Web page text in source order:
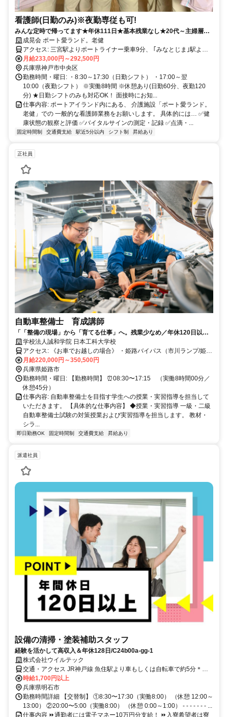
看護師(日勤のみ)※夜勤専従も可!
みんな定時で帰ってます★年休111日★基本残業なし★20代～主婦層ま
で活躍中★
成晃会 ポート愛ランド。老健
アクセス: 三宮駅よりポートライナー乗車9分、 ｢みなとじま｣駅より
徒歩1分(ほぼ直結) ※マイカー通勤OK
月給233,000円～292,500円
兵庫県神戸市中央区
勤務時間・曜日: ・8:30～17:30（日勤シフト） ・17:00～翌
10:00（夜勤シフト） ※実働8時間 ※休憩あり(日勤60分、夜勤120
分) ★日勤シフトのみも対応OK！ 面接時にお知...
仕事内容: ポートアイランド内にある、 介護施設「ポート愛ランド。
老健」での 一般的な看護師業務をお願いします。 具体的には… ✅️健
康状態の観察と評価 ✅️バイタルサインの測定・記録 ✅️点滴・...
固定時間制 交通費支給 駅近5分以内 シフト制 昇給あり
正社員
自動車整備士 育成講師
「「整備の現場」から「育てる仕事」へ。残業少なめ／年休120日以上
／賞与年3回
学校法人誠和学院 日本工科大学校
アクセス: 《お車でお越しの場合》 ・姫路バイパス（市川ランプ/姫路
南ランプ）より車でアクセス可 《JRでお越しの場合》 JR姫路駅南口
「神姫バス」→兼田バス停 徒歩10分 《山陽電鉄でお越しの場合》 山
陽電鉄 妻鹿駅から徒歩15分
月給220,000円～350,500円
兵庫県姫路市
勤務時間・曜日: 【勤務時間】 ⏰08:30〜17:15 （実働8時間00分／
休憩45分）
仕事内容: 自動車整備士を目指す学生への授業・実習指導を担当して
いただきます。 【具体的な仕事内容】 ◆授業・実習指導 一級・二級
自動車整備士試験の対策授業および実習指導を担当します。 教材・
シラ...
即日勤務OK 固定時間制 交通費支給 昇給あり
派遣社員
設備の清掃・塗装補助スタッフ
経験を活かして高収入＆年休128日/C24b00a-gg-1
株式会社ウイルテック
交通・アクセス JR神戸線 魚住駅より車もしくは自転車で約5分＊車/
バイク/電車/バス/自転車/徒歩通勤OK（JR魚住駅と山陽電車東二見駅
より送迎バスあり）
時給1,700円以上
兵庫県明石市
勤務時間詳細 【交替制】 ①8:30〜17:30（実働8:00） （休憩 12:00～
13:00） ②20:00〜5:00（実働8:00） （休憩 0:00～1:00） - - - - - - - ...
仕事内容 ⏩通勤者には電子マネー10万円分支給！ ⏩入寮希望者は寮